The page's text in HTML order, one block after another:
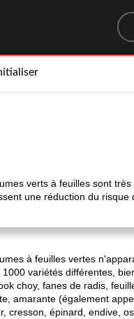
verts à feuilles sont
une réduction du risque
à feuilles vertes
1000 variétés différentes,
choy, fanes de radis,
amarante (également
cresson, épinard, endive,